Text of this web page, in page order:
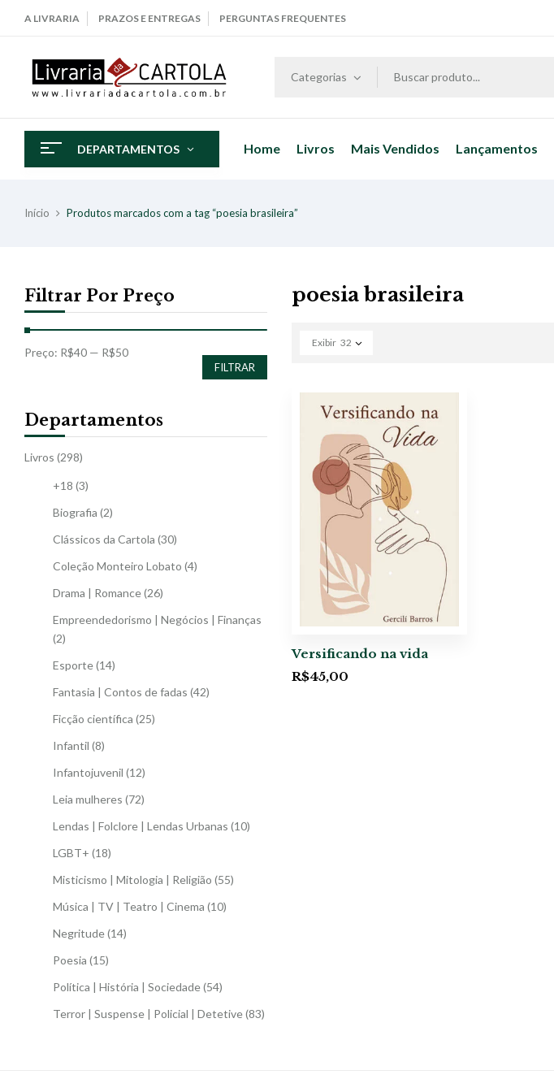
A LIVRARIA PRAZOS E ENTREGAS PERGUNTAS FREQUENTES
Categorias
DEPARTAMENTOS Home Livros Mais Vendidos Lançamentos
Início Produtos marcados com a tag “poesia brasileira”
Filtrar Por Preço
FILTRAR
Preço: R$40 — R$50
Departamentos
Livros (298)
+18 (3)
Biografia (2)
Clássicos da Cartola (30)
Coleção Monteiro Lobato (4)
Drama | Romance(26)
Empreendedorismo | Negócios | Finanças
(2)
Esporte(14)
Fantasia | Contos de fadas (42)
Ficção científica (25)
Infantil (8)
Infantojuvenil (12)
Leia mulheres (72)
Lendas | Folclore | Lendas Urbanas (10)
LGBT+ (18)
Misticismo | Mitologia | Religião (55)
Música | TV | Teatro | Cinema (10)
Negritude(14)
Poesia (15)
Política | História | Sociedade(54)
Terror | Suspense | Policial | Detetive(83)
poesia brasileira
Exibir 32
Versificando na vida
R$45,00